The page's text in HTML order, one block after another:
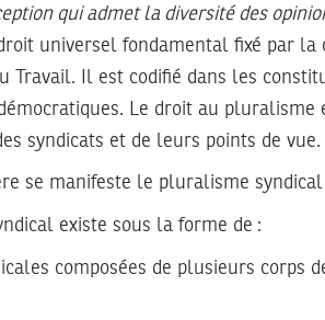
qui admet la diversité des
universel fondamental fixé par la
Travail. Il est codifié dans les
Le droit au
syndicats et de leurs points de vue.
se manifeste le pluralisme syndical
existe sous la forme de :
composées de plusieurs corps